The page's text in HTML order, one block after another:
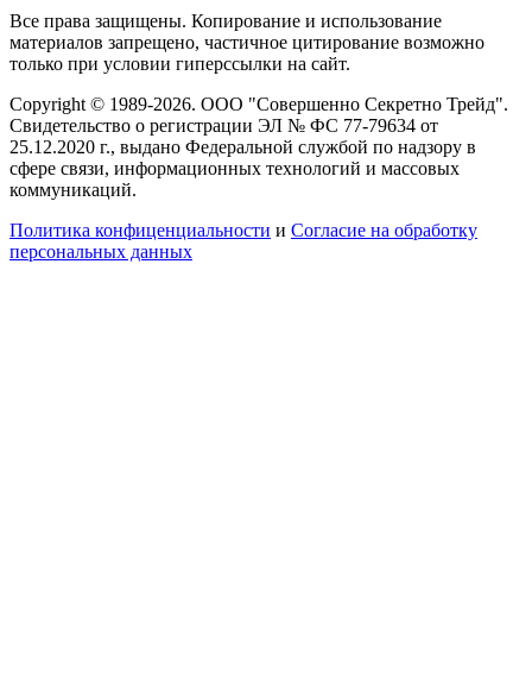
Все права защищены. Копирование и использование
материалов запрещено, частичное цитирование возможно
только при условии гиперссылки на сайт.
Copyright © 1989-2026. ООО "Совершенно Секретно Трейд".
Свидетельство о регистрации ЭЛ № ФС 77-79634 от
25.12.2020 г., выдано Федеральной службой по надзору в
сфере связи, информационных технологий и массовых
коммуникаций.
Политика конфиценциальности и Согласие на обработку
персональных данных